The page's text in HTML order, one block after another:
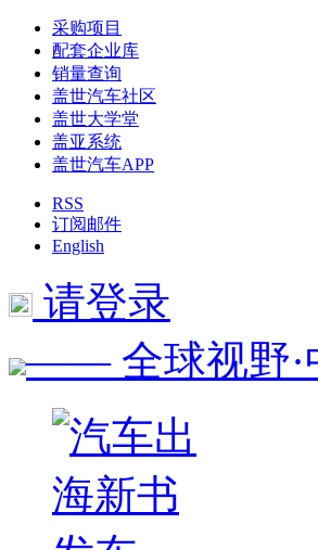
采购项目
配套企业库
销量查询
盖世汽车社区
盖世大学堂
盖亚系统
盖世汽车APP
RSS
订阅邮件
English
请登录
—— 全球视野